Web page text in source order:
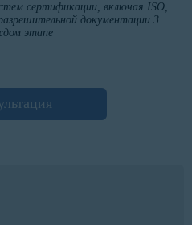
сертификации, включая ISO,
документации 3
этапе